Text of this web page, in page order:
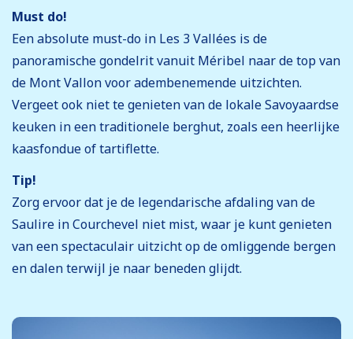
Must do!
Een absolute must-do in Les 3 Vallées is de
panoramische gondelrit vanuit Méribel naar de top van
de Mont Vallon voor adembenemende uitzichten.
Vergeet ook niet te genieten van de lokale Savoyaardse
keuken in een traditionele berghut, zoals een heerlijke
kaasfondue of tartiflette.
Tip!
Zorg ervoor dat je de legendarische afdaling van de
Saulire in Courchevel niet mist, waar je kunt genieten
van een spectaculair uitzicht op de omliggende bergen
en dalen terwijl je naar beneden glijdt.